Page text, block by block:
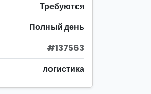
Требуются
Полный день
#137563
логистика